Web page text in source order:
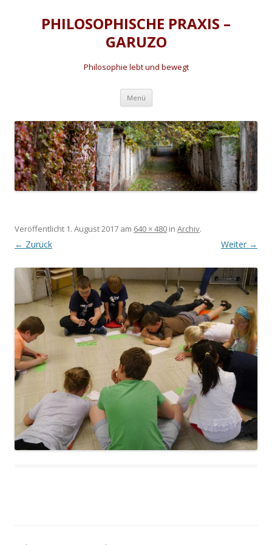
PHILOSOPHISCHE PRAXIS –
GARUZO
Philosophie lebt und bewegt
Menü Zum
springen
Veröffentlicht 1. August 2017 am 640 × 480 in Archiv.
← Zurück Weiter →